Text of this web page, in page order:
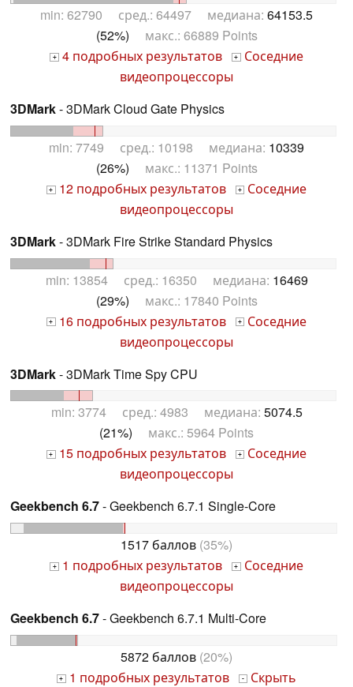
min: 62790 сред.: 64497 медиана: 64153.5
(52%) макс.: 66889 Points
+ 4 подробных результатов + Соседние
видеопроцессоры
3DMark- 3DMark Cloud Gate Physics
min: 7749 сред.: 10198 медиана: 10339
(26%) макс.: 11371 Points
+ 12 подробных результатов +
Соседние
видеопроцессоры
3DMark- 3DMark Fire Strike Standard Physics
min: 13854 сред.: 16350 медиана: 16469
(29%) макс.: 17840 Points
+ 16 подробных результатов +
Соседние
видеопроцессоры
3DMark- 3DMark Time Spy CPU
min: 3774 сред.: 4983 медиана: 5074.5
(21%) макс.: 5964 Points
+ 15 подробных результатов +
Соседние
видеопроцессоры
Geekbench 6.7- Geekbench 6.7.1 Single-Core
1517 баллов (35%)
+ 1 подробных результатов + Соседние
видеопроцессоры
Geekbench 6.7- Geekbench 6.7.1 Multi-Core
5872 баллов (20%)
+ 1 подробных результатов - Скрыть